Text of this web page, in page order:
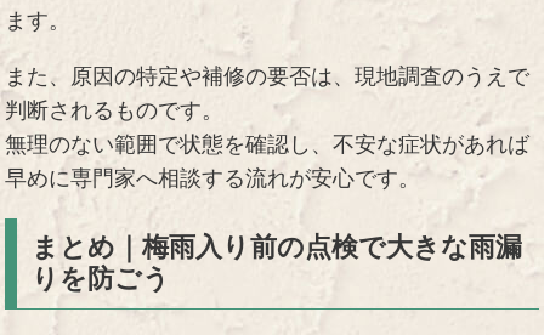
ます。
また、原因の特定や補修の要否は、現地調査のうえで
判断されるものです。
無理のない範囲で状態を確認し、不安な症状があれば
早めに専門家へ相談する流れが安心です。
まとめ｜梅雨入り前の点検で大きな雨漏
りを防ごう